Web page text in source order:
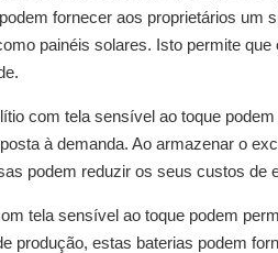
fornecer aos proprietários um
painéis solares. Isto permite
com tela sensível ao toque
à demanda. Ao armazenar o
podem reduzir os seus custos de
tela sensível ao toque podem
produção, estas baterias podem